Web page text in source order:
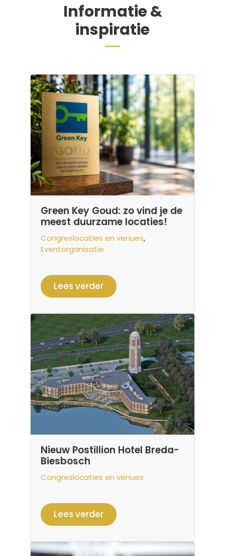
Informatie &
inspiratie
Green Key Goud: zo vind je de
meest duurzame locaties!
Congreslocaties en venues,
Eventorganisatie
Lees verder
Nieuw Postillion Hotel Breda-
Biesbosch
Congreslocaties en venues
Lees verder